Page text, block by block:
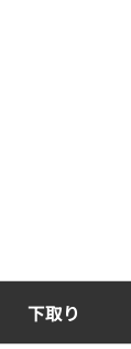
下取り